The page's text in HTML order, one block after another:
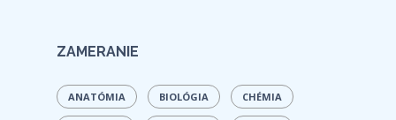
ZAMERANIE
ANATÓMIA BIOLÓGIA CHÉMIA